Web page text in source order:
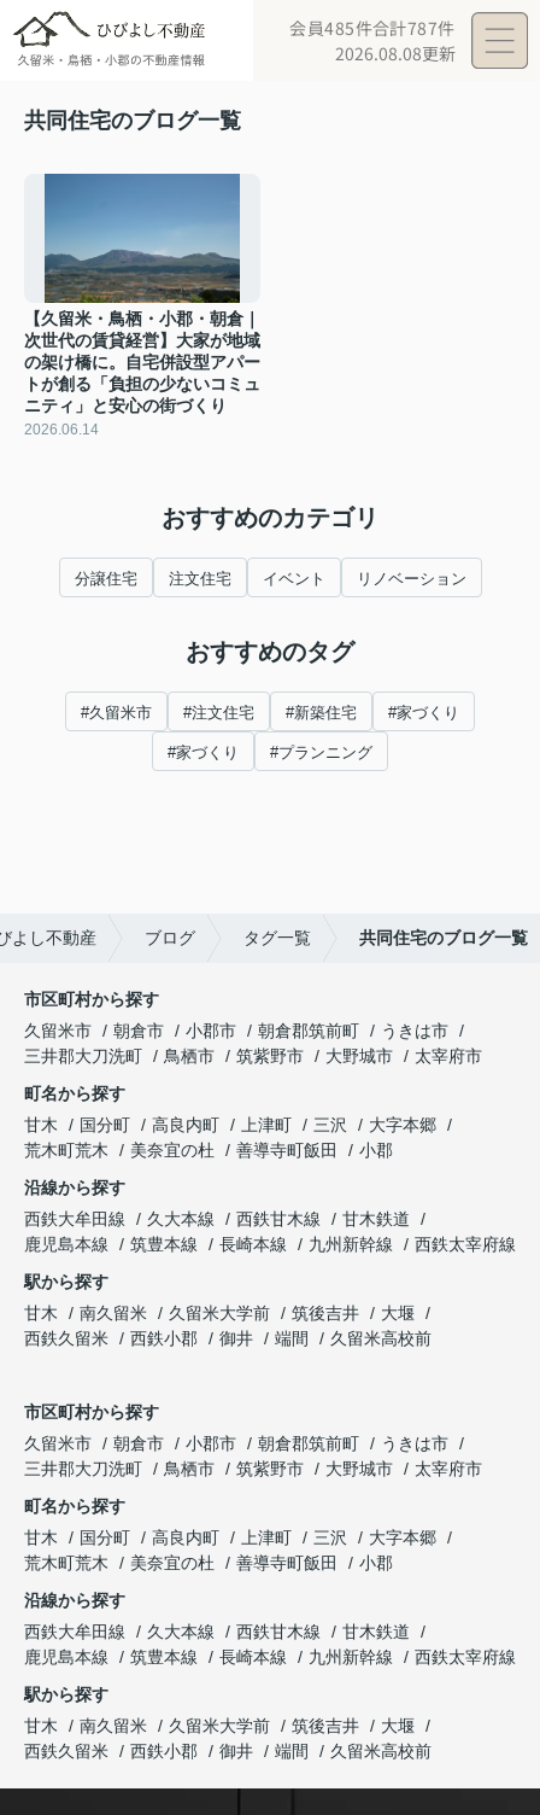
会員485件合計787件
2026.08.08更新
共同住宅のブログ一覧
【久留米・鳥栖・小郡・朝倉｜
次世代の賃貸経営】大家が地域
の架け橋に。自宅併設型アパー
トが創る「負担の少ないコミュ
ニティ」と安心の街づくり
2026.06.14
おすすめのカテゴリ
分譲住宅 注文住宅 イベント リノベーション
おすすめのタグ
#久留米市 #注文住宅 #新築住宅 #家づくり
#家づくり #プランニング
よし不動産 ブログ タグ一覧 共同住宅のブログ一覧
市区町村から探す
久留米市
朝倉市 小郡市 朝倉郡筑前町
うきは市
三井郡大刀洗町
鳥栖市 筑紫野市 大野城市
太宰府市
町名から探す
甘木
国分町 高良内町 上津町 三沢
大字本郷
荒木町荒木
美奈宜の杜 善導寺町飯田
小郡
沿線から探す
西鉄大牟田線
久大本線 西鉄甘木線
甘木鉄道
鹿児島本線
筑豊本線 長崎本線 九州新幹線
西鉄太宰府線
駅から探す
甘木
南久留米 久留米大学前 筑後吉井
大堰
西鉄久留米
西鉄小郡 御井 端間 久留米高校前
市区町村から探す
久留米市
朝倉市 小郡市 朝倉郡筑前町
うきは市
三井郡大刀洗町
鳥栖市 筑紫野市 大野城市
太宰府市
町名から探す
甘木
国分町 高良内町 上津町 三沢
大字本郷
荒木町荒木
美奈宜の杜 善導寺町飯田
小郡
沿線から探す
西鉄大牟田線
久大本線 西鉄甘木線
甘木鉄道
鹿児島本線
筑豊本線 長崎本線 九州新幹線
西鉄太宰府線
駅から探す
甘木
南久留米 久留米大学前 筑後吉井
大堰
西鉄久留米
西鉄小郡 御井 端間 久留米高校前